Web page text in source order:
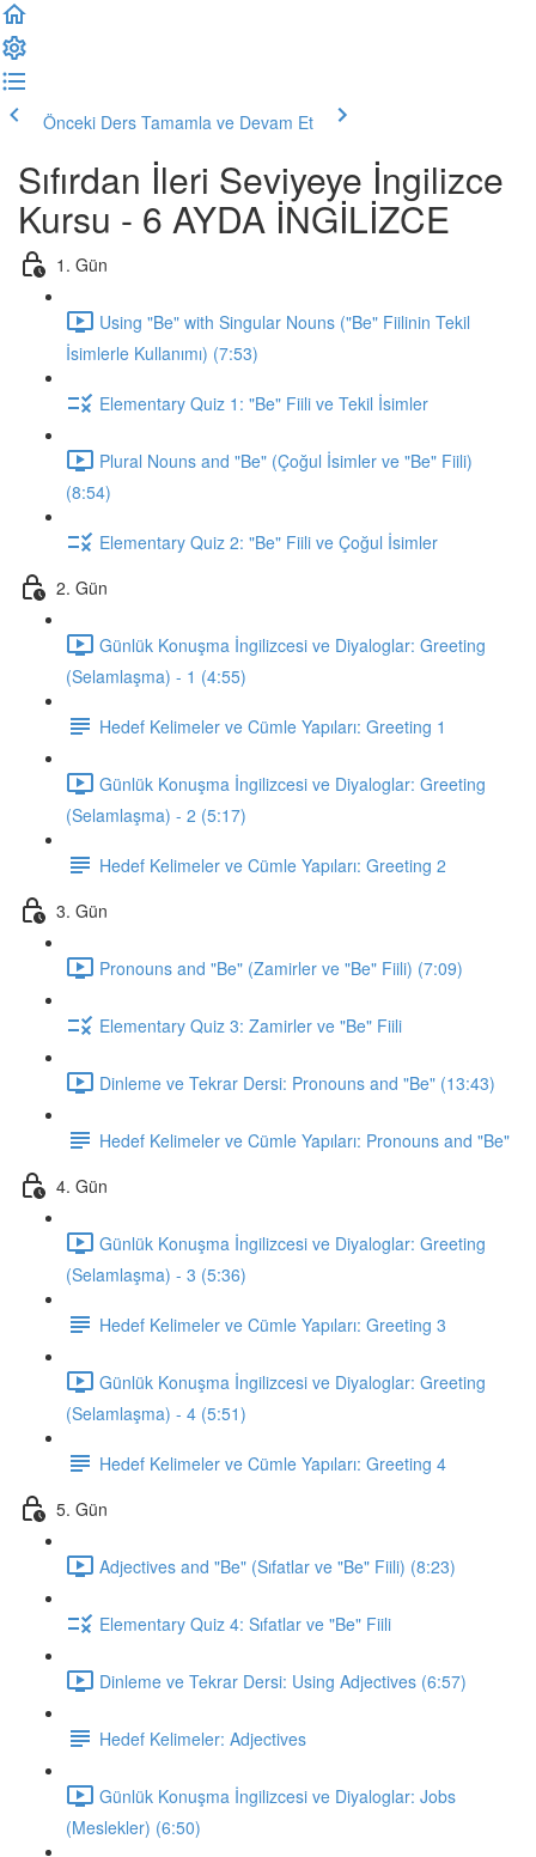
Önceki Ders Tamamla ve Devam Et
Sıfırdan İleri Seviyeye İngilizce
Kursu - 6 AYDA İNGİLİZCE
1. Gün
Using "Be" with Singular Nouns ("Be" Fiilinin Tekil
İsimlerle Kullanımı) (7:53)
Elementary Quiz 1: "Be" Fiili ve Tekil İsimler
Plural Nouns and "Be" (Çoğul İsimler ve "Be" Fiili)
(8:54)
Elementary Quiz 2: "Be" Fiili ve Çoğul İsimler
2. Gün
Günlük Konuşma İngilizcesi ve Diyaloglar: Greeting
(Selamlaşma) - 1 (4:55)
Hedef Kelimeler ve Cümle Yapıları: Greeting 1
Günlük Konuşma İngilizcesi ve Diyaloglar: Greeting
(Selamlaşma) - 2 (5:17)
Hedef Kelimeler ve Cümle Yapıları: Greeting 2
3. Gün
Pronouns and "Be" (Zamirler ve "Be" Fiili) (7:09)
Elementary Quiz 3: Zamirler ve "Be" Fiili
Dinleme ve Tekrar Dersi: Pronouns and "Be" (13:43)
Hedef Kelimeler ve Cümle Yapıları: Pronouns and "Be"
4. Gün
Günlük Konuşma İngilizcesi ve Diyaloglar: Greeting
(Selamlaşma) - 3 (5:36)
Hedef Kelimeler ve Cümle Yapıları: Greeting 3
Günlük Konuşma İngilizcesi ve Diyaloglar: Greeting
(Selamlaşma) - 4 (5:51)
Hedef Kelimeler ve Cümle Yapıları: Greeting 4
5. Gün
Adjectives and "Be" (Sıfatlar ve "Be" Fiili) (8:23)
Elementary Quiz 4: Sıfatlar ve "Be" Fiili
Dinleme ve Tekrar Dersi: Using Adjectives (6:57)
Hedef Kelimeler: Adjectives
Günlük Konuşma İngilizcesi ve Diyaloglar: Jobs
(Meslekler) (6:50)